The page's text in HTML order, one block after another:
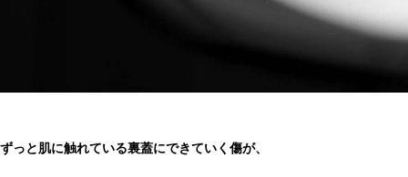
ずっと肌に触れている裏蓋にできていく傷が、